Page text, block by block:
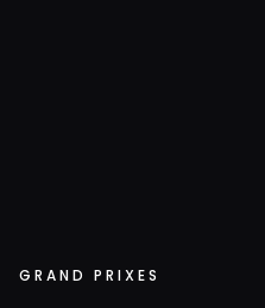
GRAND PRIXES